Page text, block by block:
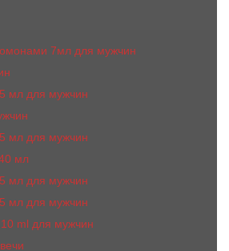
7мл для мужчин
мл для мужчин
мл для мужчин
мл
мл для мужчин
мл для мужчин
ml для мужчин